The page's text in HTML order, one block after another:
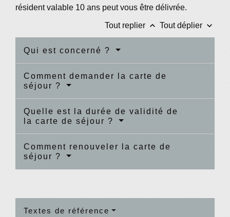
résident valable 10 ans peut vous être délivrée.
Tout replier keyboard_arrow_up Tout déplier keyboard_arrow_down
Qui est concerné ?
Comment demander la carte de
séjour ?
Quelle est la durée de validité de
la carte de séjour ?
Comment renouveler la carte de
séjour ?
Textes de référence